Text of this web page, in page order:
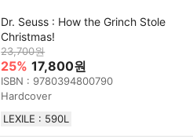
Dr. Seuss : How the Grinch Stole
Christmas!
23,700원
25% 17,800원
ISBN : 9780394800790
Hardcover
LEXILE : 590L